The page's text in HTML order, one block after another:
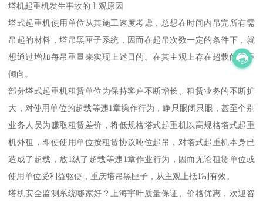
塔机起重机发生事故的主观原因
塔式起重机使用单位从其施工速度考虑，总想在时间内吊完所有需
吊起的材料，塔吊黑匣子系统，因而在起吊次数一定的条件下，就
想通过增加每吊重量来实现上述目的。在其主观上存在超载的严重
倾向。
部分塔式起重机租赁单位为保持客户不断增长、租赁业务的不断扩
大，对使用单位的超载等违1章操作行为，睁只眼闭只眼，甚至个别
业务人员为赚取租赁差价，将低规格塔式起重机以高规格塔式起重
机外租，即使使用单位按租赁协议吨位起吊，对塔式起重机本身已
造成了超载，放1纵了超载等违1章作业行为，因而无论租赁单位或
使用单位受利益驱使，重庆塔吊黑匣子，从主观上抵1制有效。
塔机安全监测系统哪家好？上海宇叶质量保证、价格优惠，欢迎咨